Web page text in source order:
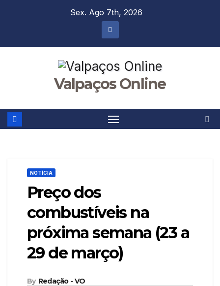
Sex. Ago 7th, 2026
Valpaços Online
NOTÍCIA
Preço dos
combustíveis na
próxima semana (23 a
29 de março)
By Redação - VO